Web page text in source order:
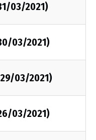
03/2021)
03/2021)
03/2021)
03/2021)